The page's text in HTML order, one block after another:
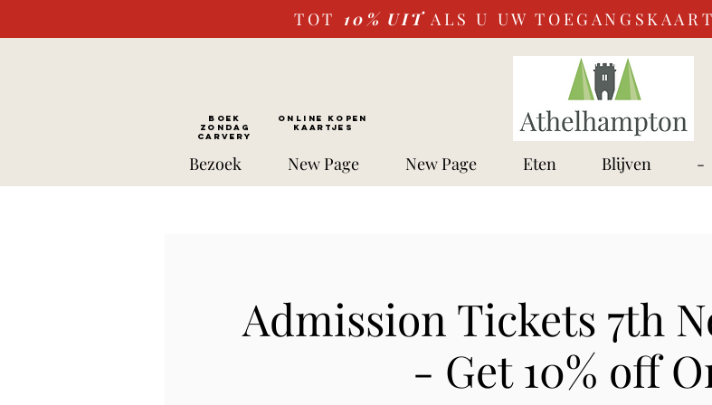
TOT 10% UIT ALS U UW
BOEK
ZONDAG
CARVERY
ONLINE kopen
Kaartjes
Bezoek New Page New Page Eten Blijven -
Admission Tickets 7th
- Get 10% off